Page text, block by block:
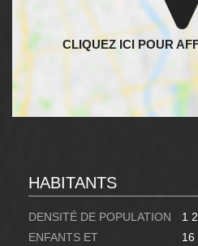
HABITANTS
DENSITÉ DE POPULATION
1
ENFANTS ET
16